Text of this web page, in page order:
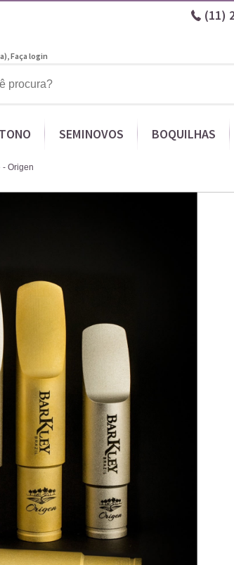
(11)
Faça login
SEMINOVOS BOQUILHAS
- Origen